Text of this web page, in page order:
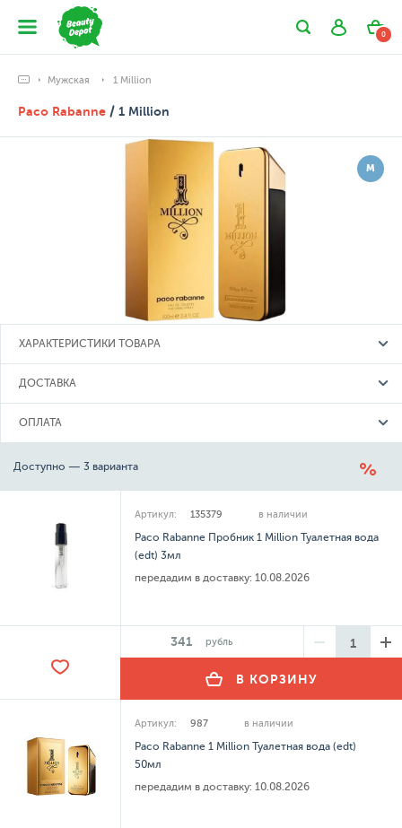
0
Мужская 1 Million
Paco Rabanne / 1 Million
М
ХАРАКТЕРИСТИКИ ТОВАРА
ДОСТАВКА
ОПЛАТА
Доступно — 3 варианта
Артикул: 135379 в наличии
Paco Rabanne Пробник 1 Million Туалетная вода
(edt) 3мл
передадим в доставку: 10.08.2026
341 рубль
В КОРЗИНУ
Артикул: 987 в наличии
Paco Rabanne 1 Million Туалетная вода (edt)
50мл
передадим в доставку: 10.08.2026